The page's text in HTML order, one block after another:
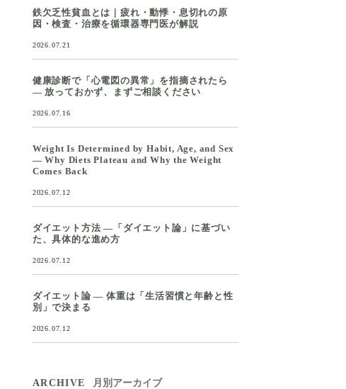
鉄欠乏性貧血とは｜疲れ・動悸・息切れの原
因・検査・治療を循環器専門医が解説
2026.07.21
健康診断で「心電図の異常」を指摘されたら
― 放っておかず、まずご相談ください
2026.07.16
Weight Is Determined by Habit, Age, and Sex
— Why Diets Plateau and Why the Weight
Comes Back
2026.07.12
ダイエット方法 ―「ダイエット論」に基づい
た、具体的な進め方
2026.07.12
ダイエット論 ― 体重は「生活習慣と年齢と性
別」で決まる
2026.07.12
ARCHIVE 月別アーカイブ